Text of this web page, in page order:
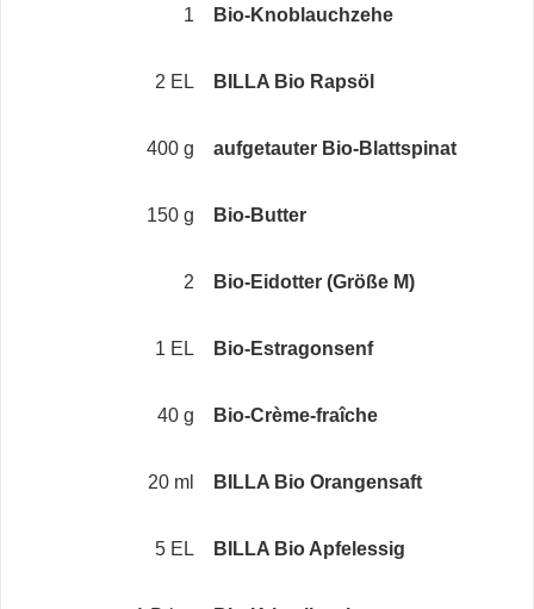
1 Bio-Knoblauchzehe
2 EL BILLA Bio Rapsöl
400 g aufgetauter Bio-Blattspinat
150 g Bio-Butter
2 Bio-Eidotter (Größe M)
1 EL Bio-Estragonsenf
40 g Bio-Crème-fraîche
20 ml BILLA Bio Orangensaft
5 EL BILLA Bio Apfelessig